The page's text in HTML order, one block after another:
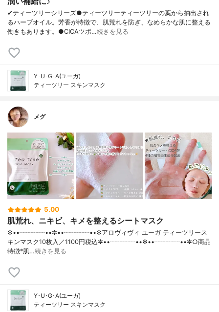
✔︎ティーツリーシリーズ●ティーツリーティーツリーの葉から抽出され
るハーブオイル。芳香が特徴で、肌荒れを防ぎ、なめらかな肌に整える
働きもあります。●CICAツボ…続きを見る
Y･U･G･A(ユーガ)
ティーツリー スキンマスク
メグ
5.00
肌荒れ、ニキビ、キメを整えるシートマスク
✼••┈┈┈┈••✼••┈┈┈┈••✼アロヴィヴィ ユーガ ティーツリース
キンマスク10枚入／1100円税込✼••┈┈┈┈••✼••┈┈┈┈••✼○商品
特徴*肌…続きを見る
Y･U･G･A(ユーガ)
ティーツリー スキンマスク